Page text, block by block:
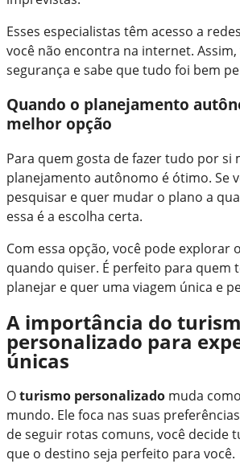
Esses especialistas têm acesso a
você não encontra na internet.
segurança e sabe que tudo foi bem
Quando o planejamento
melhor opção
Para quem gosta de fazer tudo por si
planejamento autônomo é ótimo. Se
pesquisar e quer mudar o plano a
essa é a escolha certa.
Com essa opção, você pode explorar
quando quiser. É perfeito para quem
planejar e quer uma viagem única e
A importância do
personalizado para
únicas
Oturismo personalizado muda
mundo. Ele foca nas suas
de seguir rotas comuns, você decide
que o destino seja perfeito para você.